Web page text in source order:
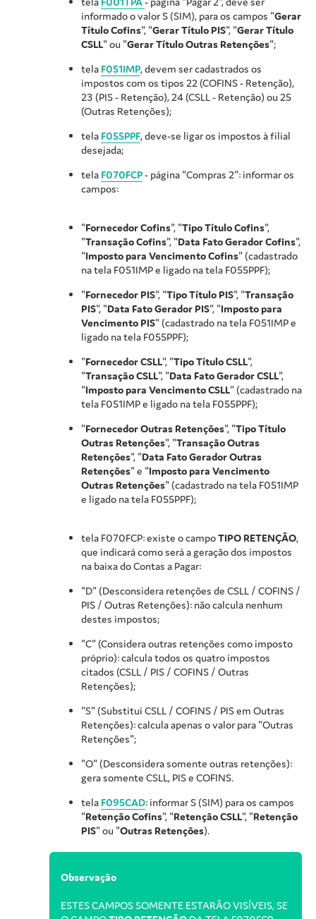
informado o valor S (SIM), para os campos "Gerar
Título Cofins", "Gerar Título PIS", "Gerar Título
CSLL" ou "Gerar Título Outras Retenções";
tela F051IMP, devem ser cadastrados os
impostos com os tipos 22 (COFINS - Retenção),
23 (PIS - Retenção), 24 (CSLL - Retenção) ou 25
(Outras Retenções);
tela F055PPF, deve-se ligar os impostos à filial
desejada;
tela F070FCP- página "Compras 2": informar os
campos:
"Fornecedor Cofins", "Tipo Título Cofins",
"Transação Cofins", "Data Fato Gerador Cofins",
"Imposto para Vencimento Cofins" (cadastrado
na tela F051IMP e ligado na tela F055PPF);
"Fornecedor PIS", "Tipo Título PIS", "Transação
PIS", "Data Fato Gerador PIS", "Imposto para
Vencimento PIS" (cadastrado na tela F051IMP e
ligado na tela F055PPF);
"Fornecedor CSLL", "Tipo Título CSLL",
"Transação CSLL", "Data Fato Gerador CSLL",
"Imposto para Vencimento CSLL" (cadastrado na
tela F051IMP e ligado na tela F055PPF);
"Fornecedor Outras Retenções", "Tipo Título
Outras Retenções", "Transação Outras
Retenções", "Data Fato Gerador Outras
Retenções" e "Imposto para Vencimento
Outras Retenções" (cadastrado na tela F051IMP
e ligado na tela F055PPF);
tela F070FCP: existe o campoTIPO RETENÇÃO,
que indicará como será a geração dos impostos
na baixa do Contas a Pagar:
"D" (Desconsidera retenções de CSLL / COFINS /
PIS / Outras Retenções): não calcula nenhum
destes impostos;
"C" (Considera outras retenções como imposto
próprio): calcula todos os quatro impostos
citados (CSLL / PIS / COFINS / Outras
Retenções);
"S" (Substitui CSLL / COFINS / PIS em Outras
Retenções): calcula apenas o valor para "Outras
Retenções";
"O" (Desconsidera somente outras retenções):
gera somente CSLL, PIS e COFINS.
tela F095CAD: informar S (SIM) para os campos
"Retenção Cofins", "Retenção CSLL", "Retenção
PIS" ou "Outras Retenções).
Observação
ESTES CAMPOS SOMENTE ESTARÃO VISÍVEIS, SE